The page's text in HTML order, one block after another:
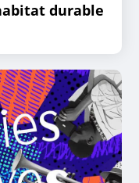
durable